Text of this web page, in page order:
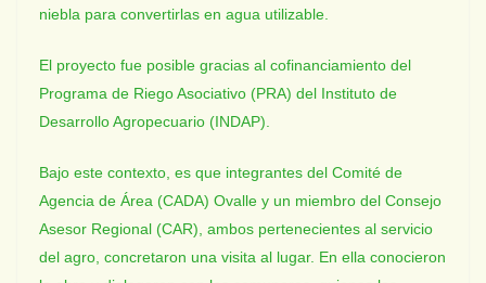
niebla para convertirlas en agua utilizable.
El proyecto fue posible gracias al cofinanciamiento del
Programa de Riego Asociativo (PRA) del Instituto de
Desarrollo Agropecuario (INDAP).
Bajo este contexto, es que integrantes del Comité de
Agencia de Área (CADA) Ovalle y un miembro del Consejo
Asesor Regional (CAR), ambos pertenecientes al servicio
del agro, concretaron una visita al lugar. En ella conocieron